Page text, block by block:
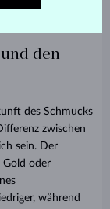
mit Ihnen
den
des Schmucks
zwischen
sein. Der
Gold oder
während